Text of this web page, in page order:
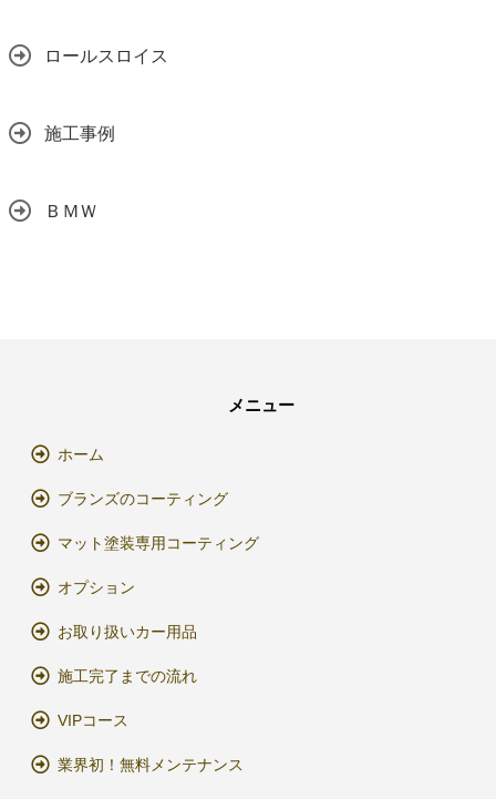
ロールスロイス
施工事例
ＢＭＷ
メニュー
ホーム
ブランズのコーティング
マット塗装専用コーティング
オプション
お取り扱いカー用品
施工完了までの流れ
VIPコース
業界初！無料メンテナンス